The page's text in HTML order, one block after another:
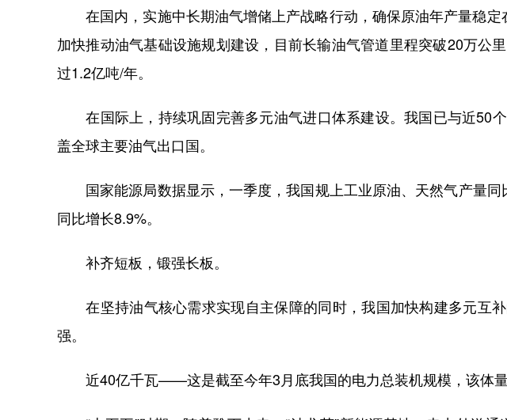
在国内，实施中长期油气增储上产战略行动，确保原油年产量稳定
加快推动油气基础设施规划建设，目前长输油气管道里程突破20万公
过1.2亿吨/年。
在国际上，持续巩固完善多元油气进口体系建设。我国已与近50
盖全球主要油气出口国。
国家能源局数据显示，一季度，我国规上工业原油、天然气产量同
同比增长8.9%。
补齐短板，锻强长板。
在坚持油气核心需求实现自主保障的同时，我国加快构建多元互
强。
近40亿千瓦——这是截至今年3月底我国的电力总装机规模，该体量